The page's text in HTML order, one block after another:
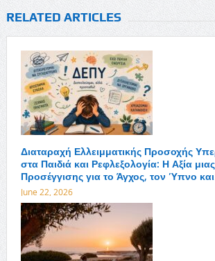
RELATED ARTICLES
Διαταραχή Ελλειμματικής Προσοχής
στα Παιδιά και Ρεφλεξολογία: Η Αξία
Προσέγγισης για το Άγχος, τον Ύπνο και
June 22, 2026